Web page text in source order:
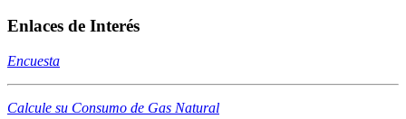
Enlaces de Interés
Encuesta
Calcule su Consumo de Gas Natural